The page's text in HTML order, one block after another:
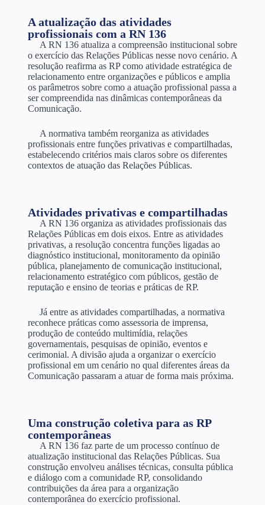
A atualização das atividades
profissionais com a RN 136
A RN 136 atualiza a compreensão institucional sobre
o exercício das Relações Públicas nesse novo cenário. A
resolução reafirma as RP como atividade estratégica de
relacionamento entre organizações e públicos e amplia
os parâmetros sobre como a atuação profissional passa a
ser compreendida nas dinâmicas contemporâneas da
Comunicação.
A normativa também reorganiza as atividades
profissionais entre funções privativas e compartilhadas,
estabelecendo critérios mais claros sobre os diferentes
contextos de atuação das Relações Públicas.
Atividades privativas e compartilhadas
A RN 136 organiza as atividades profissionais das
Relações Públicas em dois eixos. Entre as atividades
privativas, a resolução concentra funções ligadas ao
diagnóstico institucional, monitoramento da opinião
pública, planejamento de comunicação institucional,
relacionamento estratégico com públicos, gestão de
reputação e ensino de teorias e práticas de RP.
Já entre as atividades compartilhadas, a normativa
reconhece práticas como assessoria de imprensa,
produção de conteúdo multimídia, relações
governamentais, pesquisas de opinião, eventos e
cerimonial. A divisão ajuda a organizar o exercício
profissional em um cenário no qual diferentes áreas da
Comunicação passaram a atuar de forma mais próxima.
Uma construção coletiva para as RP
contemporâneas
A RN 136 faz parte de um processo contínuo de
atualização institucional das Relações Públicas. Sua
construção envolveu análises técnicas, consulta pública
e diálogo com a comunidade RP, consolidando
contribuições da área para a organização
contemporânea do exercício profissional.